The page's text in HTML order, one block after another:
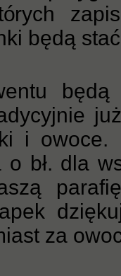
będą
będą
i owoce.
o bł. dla
za